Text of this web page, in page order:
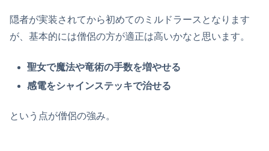
隠者が実装されてから初めてのミルドラースとなります
が、基本的には僧侶の方が適正は高いかなと思います。
聖女で魔法や竜術の手数を増やせる
感電をシャインステッキで治せる
という点が僧侶の強み。